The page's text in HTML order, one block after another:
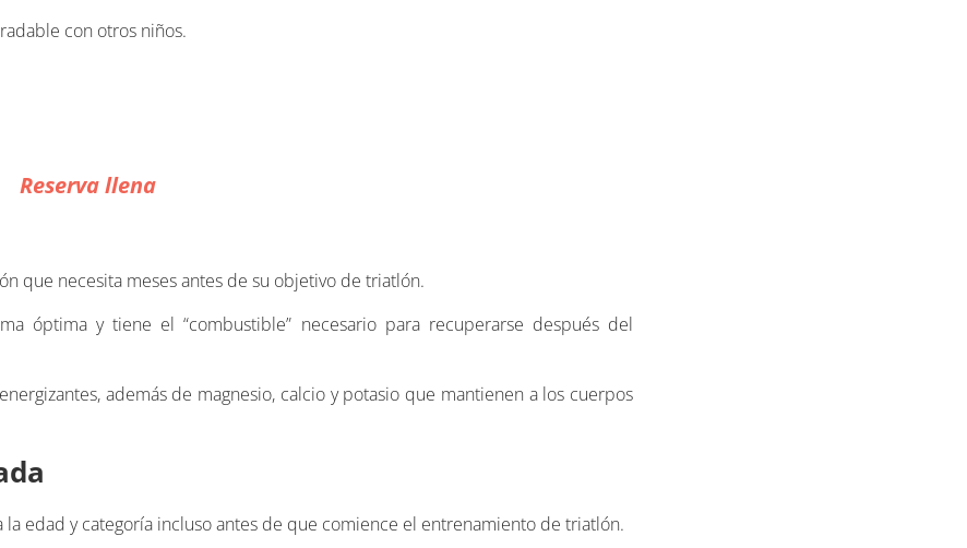
con otros niños.
Reserva llena
que necesita meses antes de su objetivo de triatlón.
óptima y tiene el “combustible” necesario para recuperarse después del
además de magnesio, calcio y potasio que mantienen a los cuerpos
edad y categoría incluso antes de que comience el entrenamiento de triatlón.